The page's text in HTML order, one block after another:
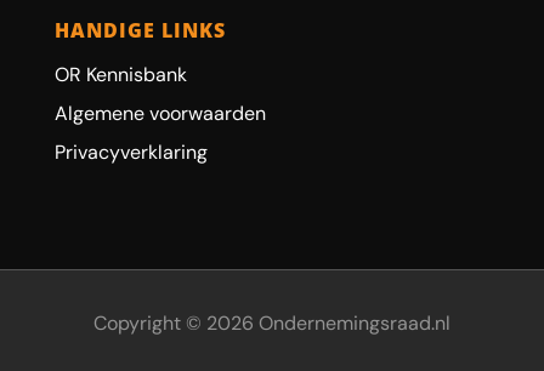
HANDIGE LINKS
OR Kennisbank
Algemene voorwaarden
Privacyverklaring
Copyright © 2026 Ondernemingsraad.nl